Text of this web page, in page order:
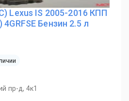
Lexus IS 2005-2016 КПП
Бензин 2.5 л
пр-д, 4к1